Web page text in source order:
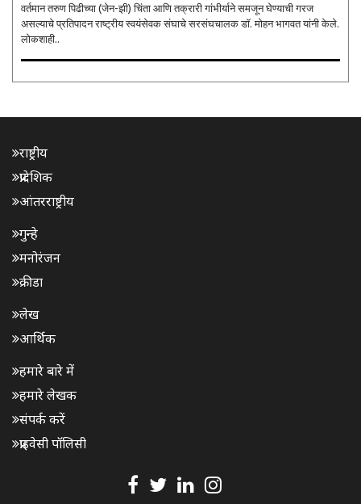
वर्तमान तरुण पिढीच्या (जेन-झी) चिंता आणि तक्रारी गांभीर्याने समजून घेण्याची गरज
असल्याचे प्रतिपादन राष्ट्रीय स्वयंसेवक संघाचे सरसंघचालक डॉ. मोहन भागवत यांनी केले.
लोकशाही..
राष्ट्रीय
प्रादेशिक
आंतरराष्ट्रीय
गुन्हे
मनोरंजन
क्रीडा
लेख
आर्थिक
हमारे बारे में
हमारे लेखक
संपर्क करें
प्राइवेसी पॉलिसी